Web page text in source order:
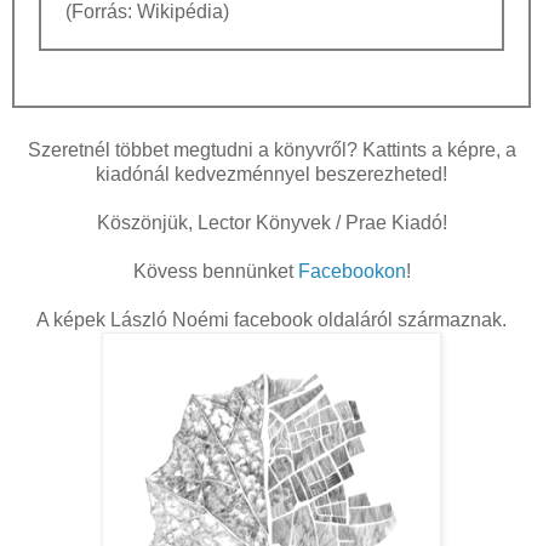
(Forrás: Wikipédia)
Szeretnél többet megtudni a könyvről? Kattints a képre, a
kiadónál kedvezménnyel beszerezheted!
Köszönjük, Lector Könyvek / Prae Kiadó!
Kövess bennünket Facebookon!
A képek László Noémi facebook oldaláról származnak.